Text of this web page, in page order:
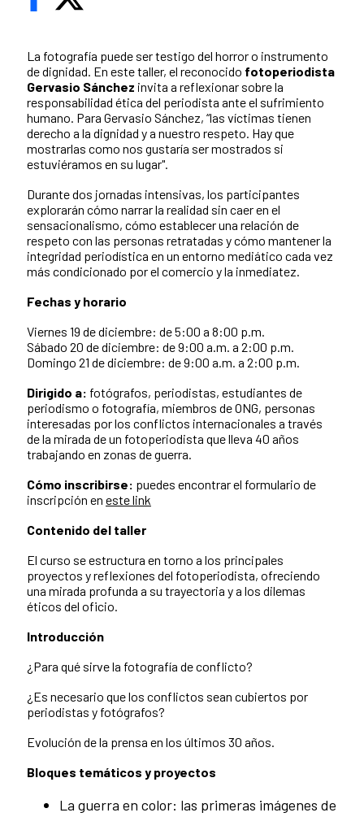
La fotografía puede ser testigo del horror o instrumento
de dignidad. En este taller, el reconocido fotoperiodista
Gervasio Sánchez invita a reflexionar sobre la
responsabilidad ética del periodista ante el sufrimiento
humano. Para Gervasio Sánchez, “las víctimas tienen
derecho a la dignidad y a nuestro respeto. Hay que
mostrarlas como nos gustaría ser mostrados si
estuviéramos en su lugar".
Durante dos jornadas intensivas, los participantes
explorarán cómo narrar la realidad sin caer en el
sensacionalismo, cómo establecer una relación de
respeto con las personas retratadas y cómo mantener la
integridad periodística en un entorno mediático cada vez
más condicionado por el comercio y la inmediatez.
Fechas y horario
Viernes 19 de diciembre: de 5:00 a 8:00 p.m.
Sábado 20 de diciembre: de 9:00 a.m. a 2:00 p.m.
Domingo 21 de diciembre: de 9:00 a.m. a 2:00 p.m.
Dirigido a: fotógrafos, periodistas, estudiantes de
periodismo o fotografía, miembros de ONG, personas
interesadas por los conflictos internacionales a través
de la mirada de un fotoperiodista que lleva 40 años
trabajando en zonas de guerra.
Cómo inscribirse: puedes encontrar el formulario de
inscripción en este link
Contenido del taller
El curso se estructura en torno a los principales
proyectos y reflexiones del fotoperiodista, ofreciendo
una mirada profunda a su trayectoria y a los dilemas
éticos del oficio.
Introducción
¿Para qué sirve la fotografía de conflicto?
¿Es necesario que los conflictos sean cubiertos por
periodistas y fotógrafos?
Evolución de la prensa en los últimos 30 años.
Bloques temáticos y proyectos
La guerra en color: las primeras imágenes de